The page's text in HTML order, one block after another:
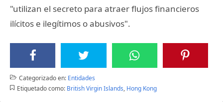
"utilizan el secreto para atraer flujos financieros
ilícitos e ilegítimos o abusivos".
Categorizado en: Entidades
Etiquetado como: British Virgin Islands, Hong Kong